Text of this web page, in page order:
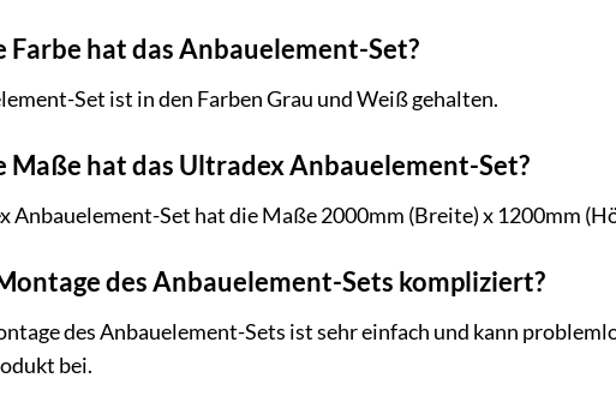
Farbe hat das Anbauelement-Set?
Set ist in den Farben Grau und Weiß gehalten.
Maße hat das Ultradex Anbauelement-Set?
Anbauelement-Set hat die Maße 2000mm (Breite) x 1200mm
des Anbauelement-Sets kompliziert?
des Anbauelement-Sets ist sehr einfach und kann
bei.